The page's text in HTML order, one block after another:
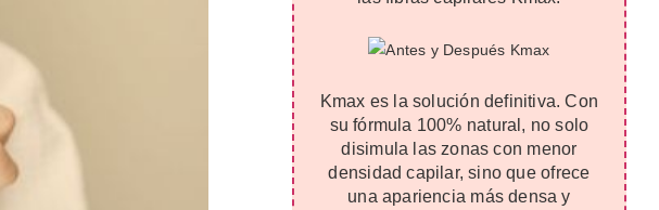
Kmax es la solución definitiva. Con
su fórmula 100% natural, no solo
disimula las zonas con menor
densidad capilar, sino que ofrece
una apariencia más densa y